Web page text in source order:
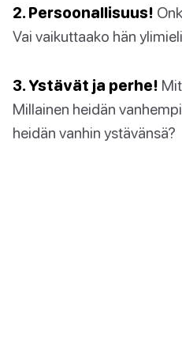
2. Persoonallisuus!
Vai vaikuttaako hän
3. Ystävät ja perhe!
Millainen heidän
heidän vanhin ystävänsä?